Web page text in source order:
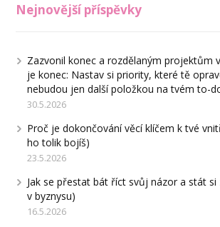
Nejnovější příspěvky
Zazvonil konec a rozdělaným projektům
je konec: Nastav si priority, které tě
nebudou jen další položkou na tvém to-
30.5.2026
Proč je dokončování věcí klíčem k tvé
ho tolik bojíš)
23.5.2026
Jak se přestat bát říct svůj názor a stát si
v byznysu)
16.5.2026